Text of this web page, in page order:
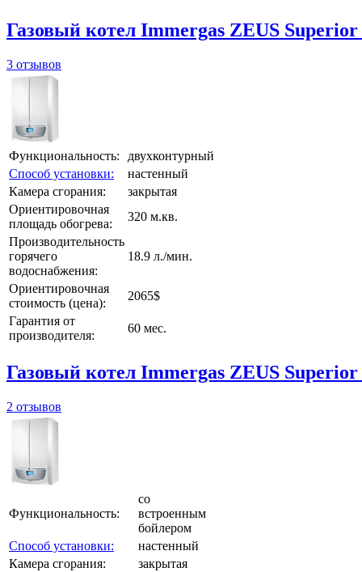
Газовый котел Immergas ZEUS Superior
3 отзывов
Функциональность:
двухконтурный
Способ установки:
настенный
Камера сгорания:
закрытая
Ориентировочная
площадь обогрева:
320 м.кв.
Производительность
горячего
водоснабжения:
18.9 л./мин.
Ориентировочная
стоимость (цена):
2065$
Гарантия от
производителя:
60 мес.
Газовый котел Immergas ZEUS Superior
2 отзывов
Функциональность:
со
встроенным
бойлером
Способ установки:
настенный
Камера сгорания:
закрытая